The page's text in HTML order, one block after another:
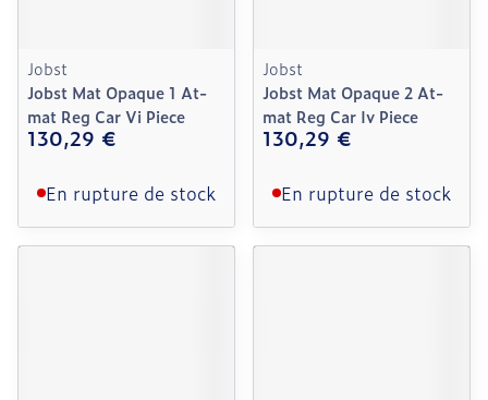
Jobst
Jobst Mat Opaque 1 At-
mat Reg Car Vi Piece
130,29 €
En rupture de stock
Jobst
Jobst Mat Opaque 2 At-
mat Reg Car Iv Piece
130,29 €
En rupture de stock